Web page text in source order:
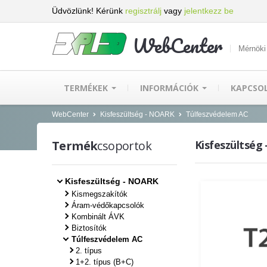
Üdvözlünk! Kérünk regisztrálj vagy jelentkezz be
WebCenter
TERMÉKEK INFORMÁCIÓK
WebCenter Kisfeszültség - NOARK Túlfeszvédelem AC
Termékcsoportok
Kisfeszültség - NOARK
Kismegszakítók
Áram-védőkapcsolók
Kombinált ÁVK
Biztosítók
Túlfeszvédelem AC
2. típus
1+2. típus (B+C)
Kisfeszültség